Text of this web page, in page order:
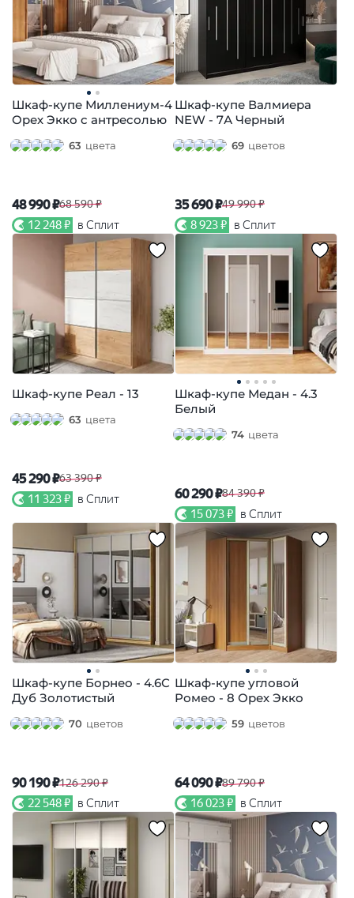
Шкаф-купе Миллениум-4
Орех Экко с антресолью
63 цвета
48 990 ₽68 590 ₽
12 248 ₽ в Сплит
Шкаф-купе Валмиера
NEW - 7А Черный
69 цветов
35 690 ₽49 990 ₽
8 923 ₽ в Сплит
Шкаф-купе Реал - 13
63 цвета
45 290 ₽63 390 ₽
11 323 ₽ в Сплит
Шкаф-купе Медан - 4.3
Белый
74 цвета
60 290 ₽84 390 ₽
15 073 ₽ в Сплит
Шкаф-купе Борнео - 4.6С
Дуб Золотистый
70 цветов
90 190 ₽126 290 ₽
22 548 ₽ в Сплит
Шкаф-купе угловой
Ромео - 8 Орех Экко
59 цветов
64 090 ₽89 790 ₽
16 023 ₽ в Сплит